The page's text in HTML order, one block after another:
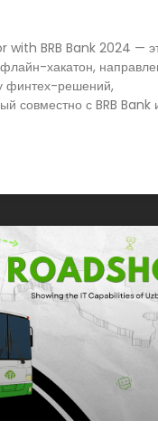
with BRB Bank 2024 —
хакатон,
финтех-решений,
совместно с BRB Bank